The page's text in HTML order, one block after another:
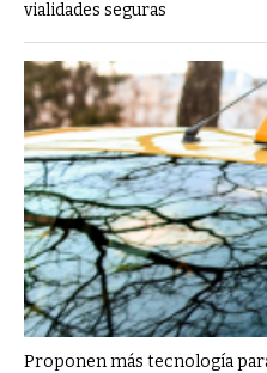
vialidades seguras
Proponen más tecnología